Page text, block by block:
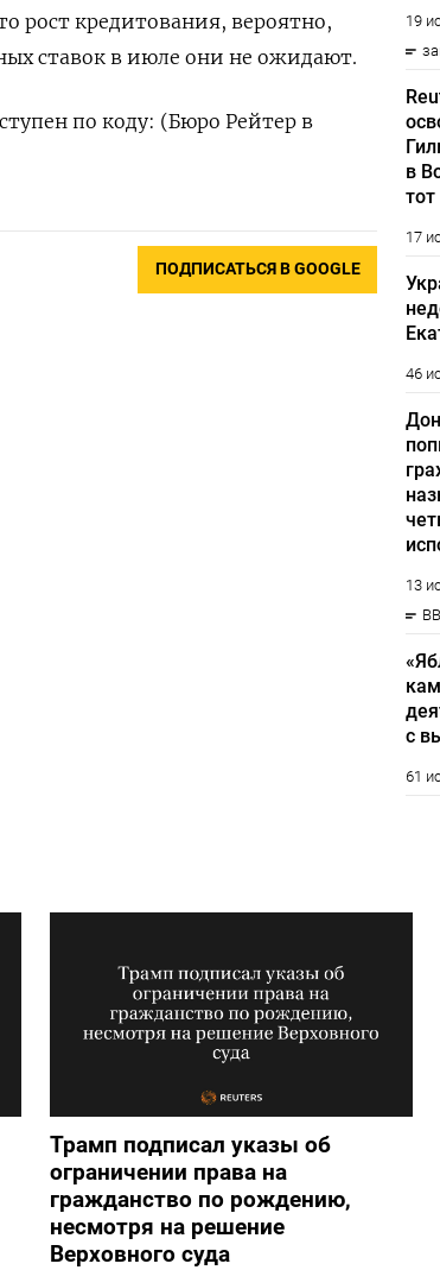
рост кредитования, вероятно,
ставок в июле ‌они не ожидают.
по коду: (Бюро Рейтер в
ПОДПИСАТЬСЯ В GOOGLE
Трамп подписал указы об
ограничении права на
гражданство по рождению,
несмотря на решение
Верховного суда